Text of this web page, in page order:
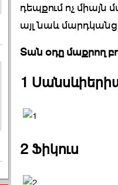
դեպքում ոչ միայն
այլ նաև մարդկանց
Տան օդը մաքրող
1
2 Ֆիկուս